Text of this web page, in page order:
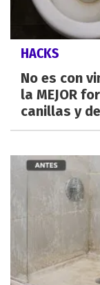
HACKS
No es con
la MEJOR
canillas y